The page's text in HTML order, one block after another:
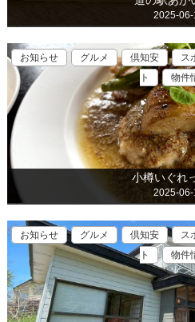
2025-06-
お知らせ グルメ 倶知安 ス
ト
物件
小樽いぐれ
2025-
お知らせ グルメ 倶知安 ス
ト
物件